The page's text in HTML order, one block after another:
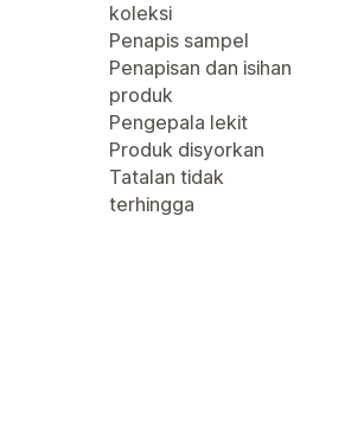
koleksi
Penapis sampel
Penapisan dan isihan
produk
Pengepala lekit
Produk disyorkan
Tatalan tidak
terhingga